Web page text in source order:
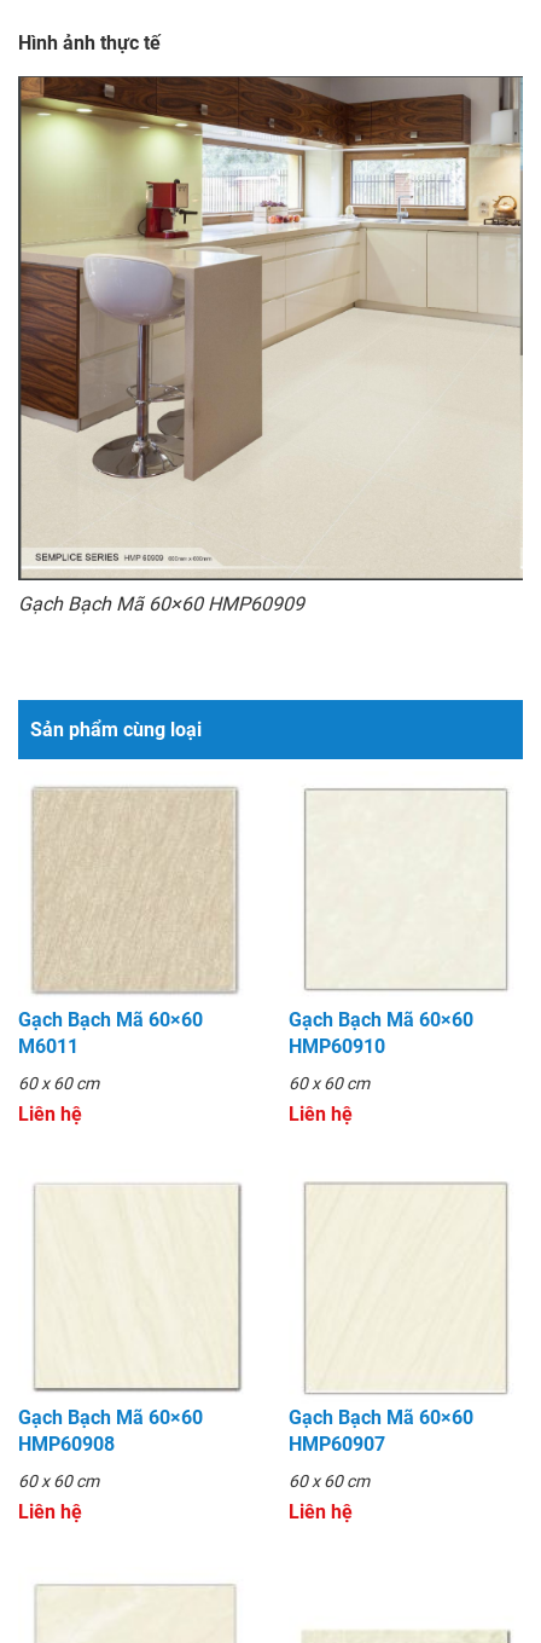
Hình ảnh thực tế
Gạch Bạch Mã 60×60 HMP60909
Sản phẩm cùng loại
Gạch Bạch Mã 60×60
M6011
60 x 60 cm
Liên hệ
Gạch Bạch Mã 60×60
HMP60910
60 x 60 cm
Liên hệ
Gạch Bạch Mã 60×60
HMP60908
60 x 60 cm
Liên hệ
Gạch Bạch Mã 60×60
HMP60907
60 x 60 cm
Liên hệ